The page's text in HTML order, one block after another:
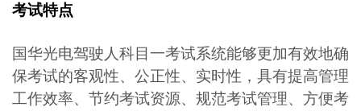
考试特点
国华光电驾驶人科目一考试系统能够更加有效地确
保考试的客观性、公正性、实时性，具有提高管理
工作效率、节约考试资源、规范考试管理、方便考